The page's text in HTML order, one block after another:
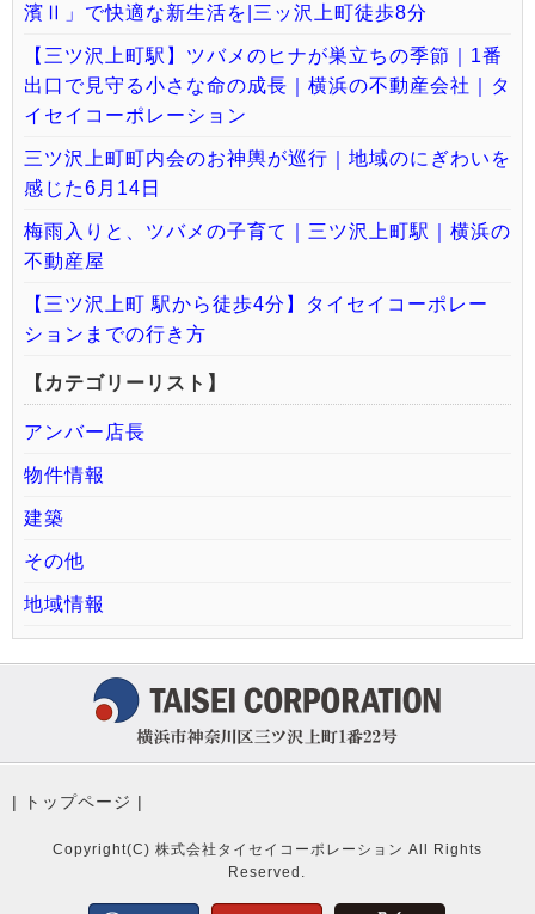
濱Ⅱ」で快適な新生活を|三ッ沢上町徒歩8分
【三ツ沢上町駅】ツバメのヒナが巣立ちの季節｜1番
出口で見守る小さな命の成長｜横浜の不動産会社｜タ
イセイコーポレーション
三ツ沢上町町内会のお神輿が巡行｜地域のにぎわいを
感じた6月14日
梅雨入りと、ツバメの子育て｜三ツ沢上町駅｜横浜の
不動産屋
【三ツ沢上町 駅から徒歩4分】タイセイコーポレー
ションまでの行き方
【カテゴリーリスト】
アンバー店長
物件情報
建築
その他
地域情報
| トップページ |
Copyright(C) 株式会社タイセイコーポレーション All Rights
Reserved.